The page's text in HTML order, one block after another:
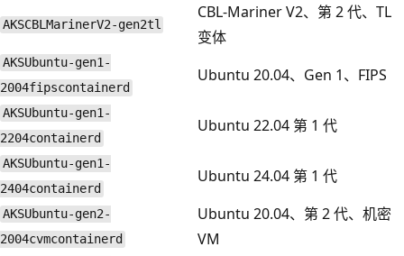
AKSCBLMarinerV2-gen2tl
CBL-Mariner V2、第 2 代、TL
变体
AKSUbuntu-gen1-
2004fipscontainerd
Ubuntu 20.04、Gen 1、FIPS
AKSUbuntu-gen1-
2204containerd
Ubuntu 22.04 第 1 代
AKSUbuntu-gen1-
2404containerd
Ubuntu 24.04 第 1 代
AKSUbuntu-gen2-
2004cvmcontainerd
Ubuntu 20.04、第 2 代、机密
VM